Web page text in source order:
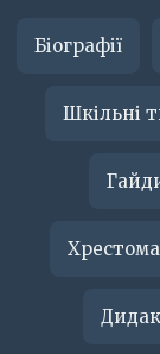
Біографії
Шкільні